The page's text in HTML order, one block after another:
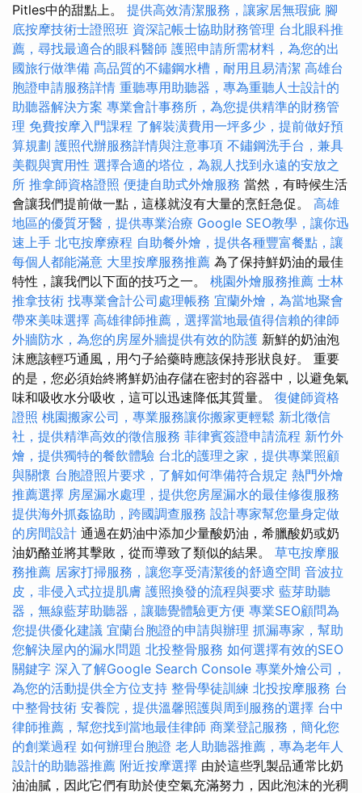
Pitles中的甜點上。 提供高效清潔服務，讓家居無瑕疵 腳
底按摩技術士證照班 資深記帳士協助財務管理 台北眼科推
薦，尋找最適合的眼科醫師 護照申請所需材料，為您的出
國旅行做準備 高品質的不鏽鋼水槽，耐用且易清潔 高雄台
胞證申請服務詳情 重聽專用助聽器，專為重聽人士設計的
助聽器解決方案 專業會計事務所，為您提供精準的財務管
理 免費按摩入門課程 了解裝潢費用一坪多少，提前做好預
算規劃 護照代辦服務詳情與注意事項 不鏽鋼洗手台，兼具
美觀與實用性 選擇合適的塔位，為親人找到永遠的安放之
所 推拿師資格證照 便捷自助式外燴服務 當然，有時候生活
會讓我們提前做一點，這樣就沒有大量的烹飪急促。 高雄
地區的優質牙醫，提供專業治療 Google SEO教學，讓你迅
速上手 北屯按摩療程 自助餐外燴，提供各種豐富餐點，讓
每個人都能滿意 大里按摩服務推薦 為了保持鮮奶油的最佳
特性，讓我們以下面的技巧之一。 桃園外燴服務推薦 士林
推拿技術 找專業會計公司處理帳務 宜蘭外燴，為當地聚會
帶來美味選擇 高雄律師推薦，選擇當地最值得信賴的律師
外牆防水，為您的房屋外牆提供有效的防護 新鮮的奶油泡
沫應該輕巧通風，用勺子給藥時應該保持形狀良好。 重要
的是，您必須始終將鮮奶油存儲在密封的容器中，以避免氣
味和吸收水分吸收，這可以迅速降低其質量。 復健師資格
證照 桃園搬家公司，專業服務讓你搬家更輕鬆 新北徵信
社，提供精準高效的徵信服務 菲律賓簽證申請流程 新竹外
燴，提供獨特的餐飲體驗 台北的護理之家，提供專業照顧
與關懷 台胞證照片要求，了解如何準備符合規定 熱門外燴
推薦選擇 房屋漏水處理，提供您房屋漏水的最佳修復服務
提供海外抓姦協助，跨國調查服務 設計專家幫您量身定做
的房間設計 通過在奶油中添加少量酸奶油，希臘酸奶或奶
油奶酪並將其擊敗，從而導致了類似的結果。 草屯按摩服
務推薦 居家打掃服務，讓您享受清潔後的舒適空間 音波拉
皮，非侵入式拉提肌膚 護照換發的流程與要求 藍芽助聽
器，無線藍芽助聽器，讓聽覺體驗更方便 專業SEO顧問為
您提供優化建議 宜蘭台胞證的申請與辦理 抓漏專家，幫助
您解決屋內的漏水問題 北投整骨服務 如何選擇有效的SEO
關鍵字 深入了解Google Search Console 專業外燴公司，
為您的活動提供全方位支持 整骨學徒訓練 北投按摩服務 台
中整骨技術 安養院，提供溫馨照護與周到服務的選擇 台中
律師推薦，幫您找到當地最佳律師 商業登記服務，簡化您
的創業過程 如何辦理台胞證 老人助聽器推薦，專為老年人
設計的助聽器推薦 附近按摩選擇 由於這些乳製品通常比奶
油油膩，因此它們有助於使空氣充滿努力，因此泡沫的光稠